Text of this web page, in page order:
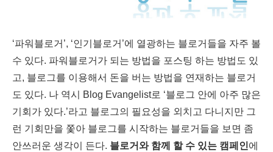
‘파워블로거’, ‘인기블로거’에 열광하는 블로거들을 자주 볼
수 있다. 파워블로거가 되는 방법을 포스팅 하는 방법도 있
고, 블로그를 이용해서 돈을 버는 방법을 연재하는 블로거
도 있다. 나 역시 Blog Evangelist로 ‘블로그 안에 아주 많은
기회가 있다.’라고 블로그의 필요성을 외치고 다니지만 그
런 기회만을 쫓아 블로그를 시작하는 블로거들을 보면 좀
안쓰러운 생각이 든다. 블로거와 함께 할 수 있는 캠페인에